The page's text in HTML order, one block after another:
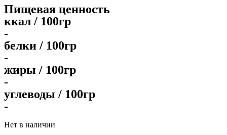
Пищевая ценность
ккал / 100гр
-
белки / 100гр
-
жиры / 100гр
-
углеводы / 100гр
-
Нет в наличии